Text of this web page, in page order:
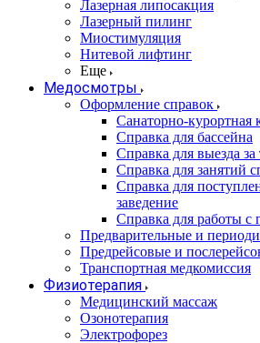
Лазерная липосакция
Лазерный пилинг
Миостимуляция
Нитевой лифтинг
Еще
Медосмотры
Оформление справок
Санаторно-курортная
Справка для бассейна
Справка для выезда
Справка для занятий
Справка для
заведение
Справка для работы с
Предварительные и
Предрейсовые и
Транспортная медкомиссия
Физиотерапия
Медицинский массаж
Озонотерапия
Электрофорез